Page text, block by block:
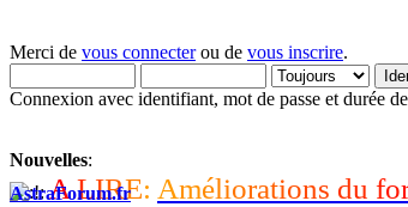
Merci de vous connecterou de vous inscrire.
Connexion avec identifiant, mot de passe et durée
Nouvelles:
A LIRE: Améliorations du fo
AstraForum.fr